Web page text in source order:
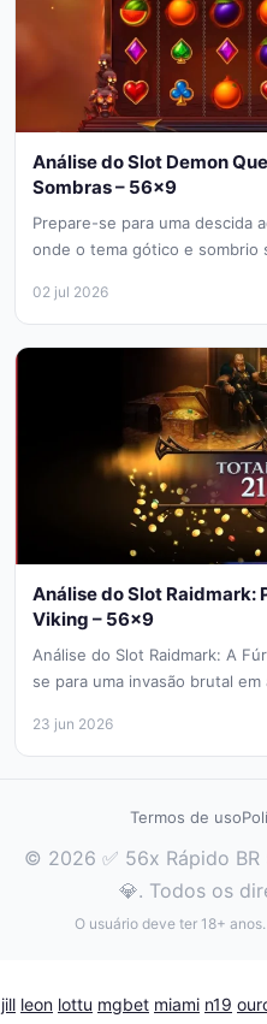
Análise do Slot Demon
Sombras – 56×9
Prepare-se para uma descida
onde o tema gótico e sombrio
02 jul 2026
Análise do Slot Raidmark:
Viking – 56×9
Análise do Slot Raidmark: A
se para uma invasão brutal
23 jun 2026
Termos de uso
© 2026 ✅ 56x Rápido
💎. Todos os
O usuário deve ter 18+
jill leon lottu mgbet miami n19